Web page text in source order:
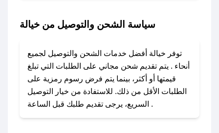
باستخدام تطبيق صحصح، يمكنك العثور بسهولة على
تواصل معنا عبر تويتر أو البريد الإلكتروني لإضافته
بسرعة.
### كيفية استخدام كود خصم خيالة؟
1. انسخ كود الخصم من تطبيق صحصح.
2. الصقه في خانة الدفع عند التسوق من خيالة.
سياسة الشحن والتوصيل من خيالة
توفر خيالة أفضل خدمات الشحن والتوصيل لجميع
أنحاء . يتم تقديم شحن مجاني على الطلبات التي تبلغ
قيمتها أو أكثر، بينما يتم فرض رسوم رمزية على
الطلبات الأقل من ذلك. للاستفادة من خيار التوصيل
السريع، يرجى تقديم طلبك قبل الساعة .